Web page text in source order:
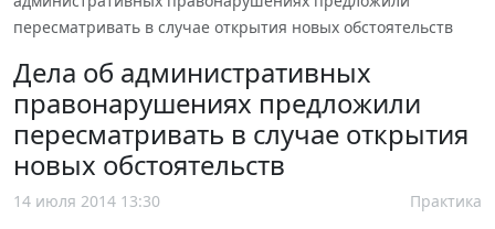
пересматривать в случае открытия новых обстоятельств
Дела об административных
правонарушениях предложили
пересматривать в случае открытия
новых обстоятельств
14 июля 2014 13:30 Практика